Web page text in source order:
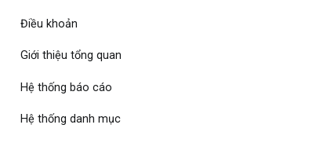
Điều khoản
Giới thiệu tổng quan
Hệ thống báo cáo
Hệ thống danh mục